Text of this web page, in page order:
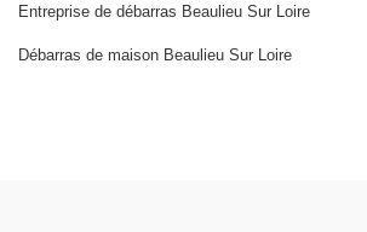
Entreprise de débarras Beaulieu Sur Loire
Débarras de maison Beaulieu Sur Loire